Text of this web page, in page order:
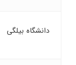
دانشگاه بیلگی